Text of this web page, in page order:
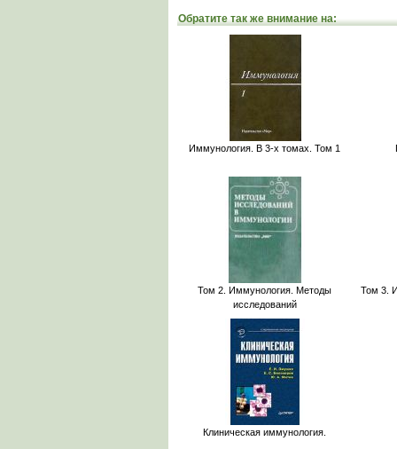
Обратите так же внимание на:
Иммунология. В 3-х томах. Том 1
Том 2. Иммунология. Методы
исследований
Том 3.
Клиническая иммунология.